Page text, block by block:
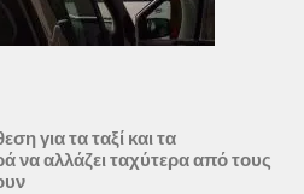
για τα ταξί και τα
να αλλάζει ταχύτερα από τους